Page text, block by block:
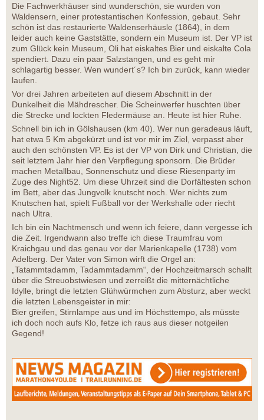
Die Fachwerkhäuser sind wunderschön, sie wurden von
Waldensern, einer protestantischen Konfession, gebaut. Sehr
schön ist das restaurierte Waldenserhäusle (1864), in dem
leider auch keine Gaststätte, sondern ein Museum ist. Der VP ist
zum Glück kein Museum, Oli hat eiskaltes Bier und eiskalte Cola
spendiert. Dazu ein paar Salzstangen, und es geht mir
schlagartig besser. Wen wundert´s? Ich bin zurück, kann wieder
laufen.
Vor drei Jahren arbeiteten auf diesem Abschnitt in der
Dunkelheit die Mähdrescher. Die Scheinwerfer huschten über
die Strecke und lockten Fledermäuse an. Heute ist hier Ruhe.
Schnell bin ich in Gölshausen (km 40). Wer nun geradeaus läuft,
hat etwa 5 Km abgekürzt und ist vor mir im Ziel, verpasst aber
auch den schönsten VP. Es ist der VP von Dirk und Christian, die
seit letztem Jahr hier den Verpflegung sponsorn. Die Brüder
machen Metallbau, Sonnenschutz und diese Riesenparty im
Zuge des Night52. Um diese Uhrzeit sind die Dorfältesten schon
im Bett, aber das Jungvolk knutscht noch. Wer nichts zum
Knutschen hat, spielt Fußball vor der Werkshalle oder riecht
nach Ultra.
Ich bin ein Nachtmensch und wenn ich feiere, dann vergesse ich
die Zeit. Irgendwann also treffe ich diese Traumfrau vom
Kraichgau und das genau vor der Marienkapelle (1738) vom
Adelberg. Der Vater von Simon wirft die Orgel an:
„Tatammtadamm, Tadammtadamm“, der Hochzeitmarsch schallt
über die Streuobstwiesen und zerreißt die mitternächtliche
Idylle, bringt die letzten Glühwürmchen zum Absturz, aber weckt
die letzten Lebensgeister in mir:
Bier greifen, Stirnlampe aus und im Höchsttempo, als müsste
ich doch noch aufs Klo, fetze ich raus aus dieser notgeilen
Gegend!